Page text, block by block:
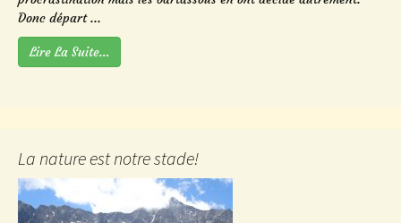
Donc départ ...
Lire La Suite…
La nature est notre stade!